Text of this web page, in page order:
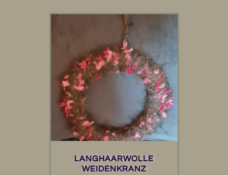
LANGHAARWOLLE
WEIDENKRANZ